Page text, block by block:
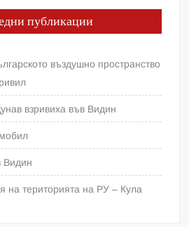
публикации
въздушно пространство
взривиха във Видин
Видин
на територията на РУ – Кула